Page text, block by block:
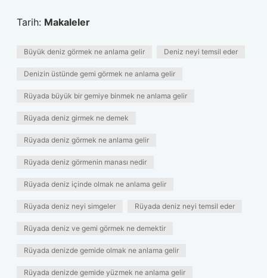
Tarih: Makaleler
Büyük deniz görmek ne anlama gelir Deniz neyi temsil eder
Denizin üstünde gemi görmek ne anlama gelir
Rüyada büyük bir gemiye binmek ne anlama gelir
Rüyada deniz girmek ne demek
Rüyada deniz görmek ne anlama gelir
Rüyada deniz görmenin manası nedir
Rüyada deniz içinde olmak ne anlama gelir
Rüyada deniz neyi simgeler Rüyada deniz neyi temsil eder
Rüyada deniz ve gemi görmek ne demektir
Rüyada denizde gemide olmak ne anlama gelir
Rüyada denizde gemide yüzmek ne anlama gelir